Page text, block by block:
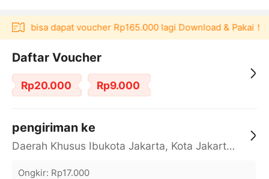
bisa dapat voucher Rp165.000 lagi Download & Pakai！
Daftar Voucher
Rp20.000 Rp9.000
pengiriman ke
Daerah Khusus Ibukota Jakarta, Kota Jakarta Barat, Cengkareng, yy
Ongkir: Rp17.000